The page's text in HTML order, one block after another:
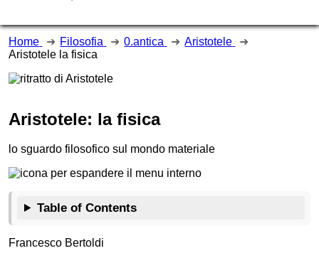
Home Filosofia 0.antica
Aristotele
Aristotele la fisica
Aristotele: la fisica
lo sguardo filosofico sul mondo materiale
Table of Contents
Francesco Bertoldi